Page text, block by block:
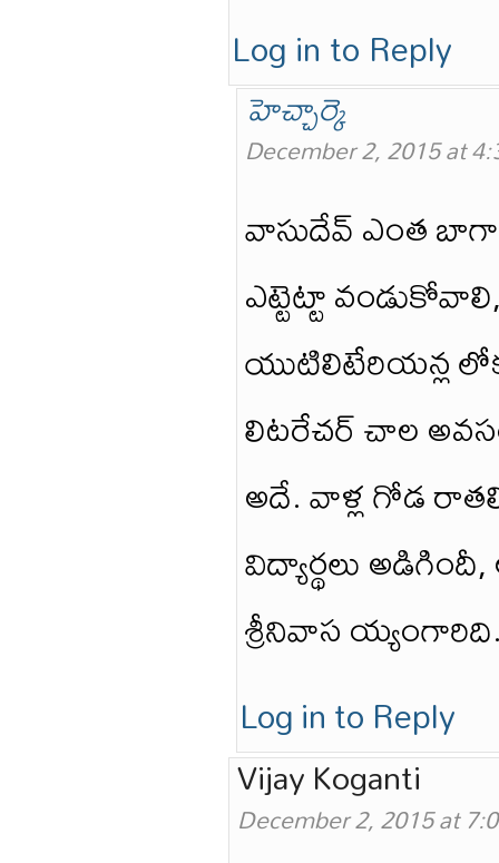
Log in to Reply
హెచ్చార్కె
December 2, 2015 at
వాసుదేవ్ ఎంత బాగా
ఎట్టెట్టా
యుటిలిటేరియన్ల
లిటరేచర్ చాల
అదే. వాళ్ల గోడ
విద్యార్థలు
శ్రీనివాస
Log in to Reply
Vijay Koganti
December 2, 2015 at